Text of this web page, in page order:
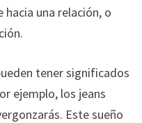
una relación, o
tener significados
ejemplo, los jeans
Este sueño